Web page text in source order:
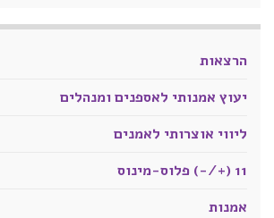
הרצאות
יעוץ אמנותי לאספנים ומנהלים
ליווי אוצרותי לאמנים
11 (+/-) פלוס-מינוס
אמנות